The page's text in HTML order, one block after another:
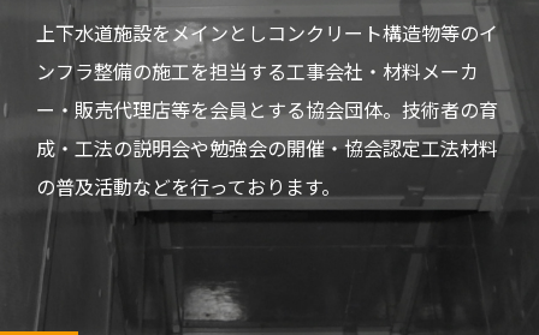
上下水道施設をメインとしコンクリート構造物等のイ
ンフラ整備の施工を担当する工事会社・材料メーカ
ー・販売代理店等を会員とする協会団体。技術者の育
成・工法の説明会や勉強会の開催・協会認定工法材料
の普及活動などを行っております。